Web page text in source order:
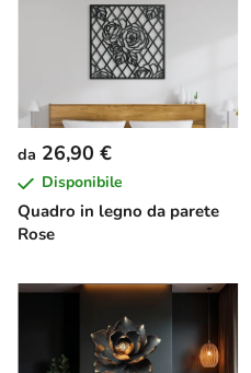
Quadro in legno da parete
Rose
da 26,90 €
Disponibile